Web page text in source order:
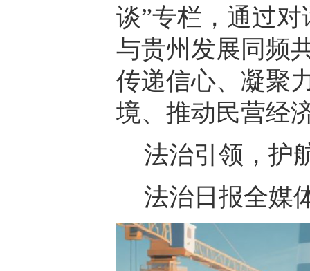
谈”专栏，通过
与贵州发展同频
传递信心、凝聚
境、推动民营经
法治引领，护
法治日报全